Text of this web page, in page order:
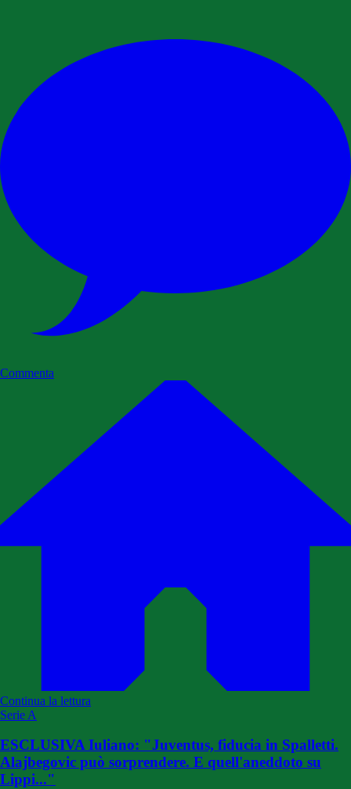
Commenta
Continua la lettura
Serie A
ESCLUSIVA Iuliano: "Juventus, fiducia in Spalletti.
Alajbegovic può sorprendere. E quell'aneddoto su
Lippi..."